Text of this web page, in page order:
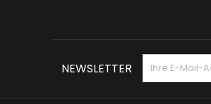
NEWSLETTER